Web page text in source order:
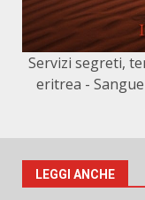
Servizi segreti,
eritrea -
LEGGI ANCHE